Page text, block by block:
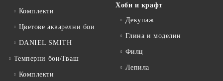
Комплекти
Цветове акварелни бои
DANIEL SMITH
Темперни бои/Гваш
Комплекти
Хоби и крафт
Декупаж
Глина и моделин
Филц
Лепила